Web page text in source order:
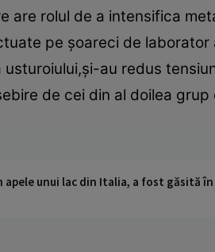
are rolul de a intensifica
pe şoareci de
au redus
de cei din al doilea
unui lac din Italia, a fost găsită